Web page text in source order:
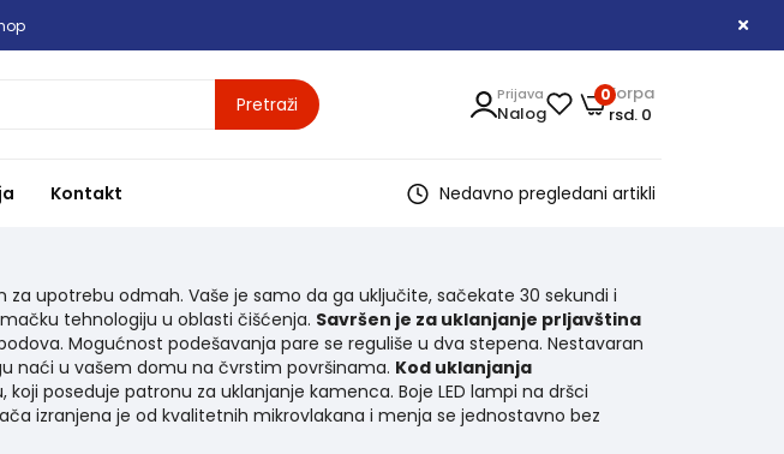
Pretraži
Korpa
rsd. 0
0
Prijava
Nalog
Kontakt Nedavno pregledani artikli
upotrebu odmah. Vaše je samo da ga uključite, sačekate 30 sekundi i
tehnologiju u oblasti čišćenja. Savršen je za uklanjanje prljavština
Mogućnost podešavanja pare se reguliše u dva stepena. Nestavaran
naći u vašem domu na čvrstim površinama. Kod uklanjanja
poseduje patronu za uklanjanje kamenca. Boje LED lampi na dršci
izranjena je od kvalitetnih mikrovlakana i menja se jednostavno bez